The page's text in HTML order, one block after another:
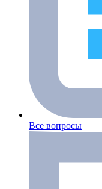
Все вопросы